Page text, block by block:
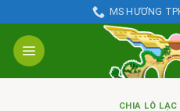
to
content
MS HƯƠNG
CHIA LÔ LẠC